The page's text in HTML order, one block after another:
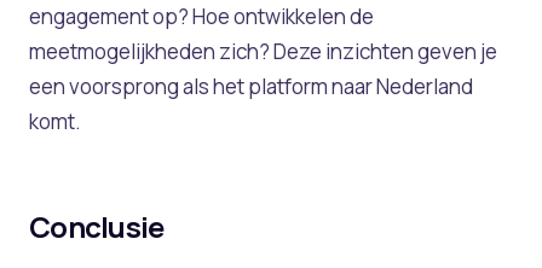
engagement op? Hoe ontwikkelen de
meetmogelijkheden zich? Deze inzichten geven je
een voorsprong als het platform naar Nederland
komt.
Conclusie